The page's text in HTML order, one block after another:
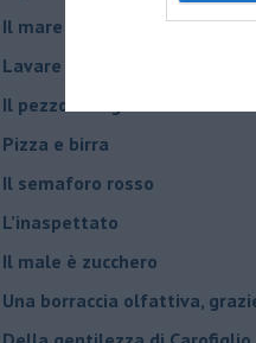
​Il mare d’autunno
​Lavare la coscienza
​Il pezzo di legno
​Pizza e birra
​Il semaforo rosso
​L’inaspettato
​Il male è zucchero
​Una borraccia olfattiva,